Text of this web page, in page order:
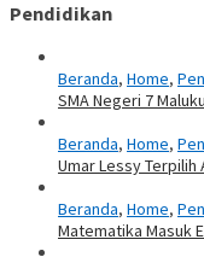
Pendidikan
Beranda, Home,
SMA Negeri 7
Beranda, Home,
Umar Lessy
Beranda, Home,
Matematika Masuk